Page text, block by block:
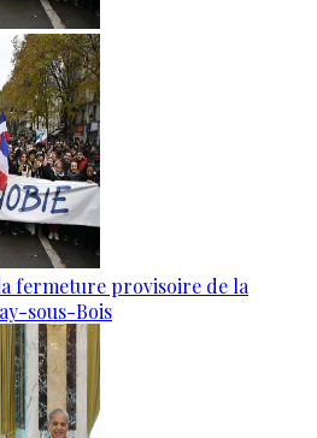
fermeture provisoire de la
sous-Bois